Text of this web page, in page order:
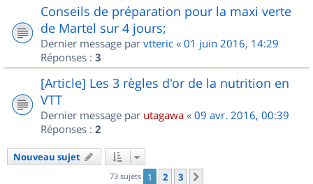
Conseils de préparation pour la maxi verte
de Martel sur 4 jours;
Dernier message par vtteric « 01 juin 2016, 14:29
Réponses : 3
[Article] Les 3 règles d'or de la nutrition en
VTT
Dernier message par utagawa « 09 avr. 2016, 00:39
Réponses : 2
Nouveau sujet
73 sujets 1 2 3